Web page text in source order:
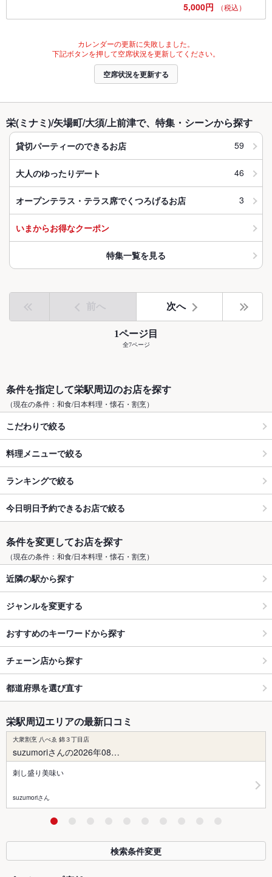
5,000円 （税込）
カレンダーの更新に失敗しました。
下記ボタンを押して空席状況を更新してください。
空席状況を更新する
栄(ミナミ)/矢場町/大須/上前津で、特集・シーンから探す
貸切パーティーのできるお店 59
大人のゆったりデート 46
オープンテラス・テラス席でくつろげるお店 3
いまからお得なクーポン
特集一覧を見る
前へ 次へ
1ページ目
全7ページ
条件を指定して栄駅周辺のお店を探す
（現在の条件：和食/日本料理・懐石・割烹）
こだわりで絞る
料理メニューで絞る
ランキングで絞る
今日明日予約できるお店で絞る
条件を変更してお店を探す
（現在の条件：和食/日本料理・懐石・割烹）
近隣の駅から探す
ジャンルを変更する
おすすめのキーワードから探す
チェーン店から探す
都道府県を選び直す
栄駅周辺エリアの最新口コミ
大衆割烹 八べゑ 錦３丁目店
suzumoriさんの2026年08…
刺し盛り美味い
suzumoriさん
検索条件変更